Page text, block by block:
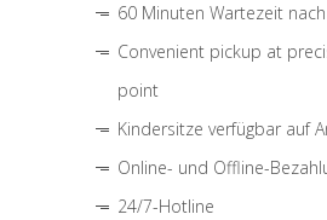
60 Minuten Wartezeit
Convenient pickup at
point
Kindersitze verfügbar auf
Online- und Offline-
24/7-Hotline